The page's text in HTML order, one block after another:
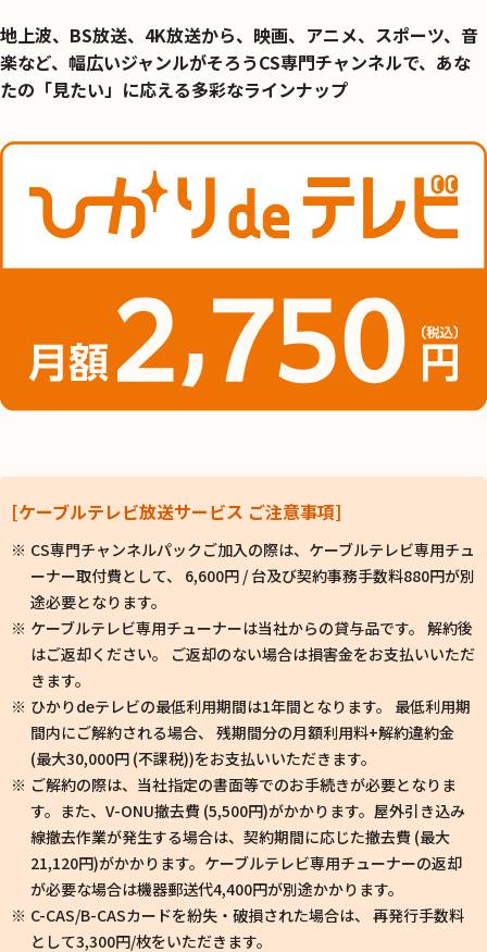
地上波、BS放送、4K放送から、映画、アニメ、スポーツ、音
楽など、 幅広いジャンルがそろうCS専門チャンネルで、あな
たの「見たい」に応える多彩なラインナップ
[ケーブルテレビ放送サービス ご注意事項]
CS専門チャンネルパックご加入の際は、ケーブルテレビ専用チュ
ーナー取付費として、 6,600円 / 台及び契約事務手数料880円が別
途必要となります。
ケーブルテレビ専用チューナーは当社からの貸与品です。 解約後
はご返却ください。 ご返却のない場合は損害金をお支払いいただ
きます。
ひかりdeテレビの最低利用期間は1年間となります。 最低利用期
間内にご解約される場合、 残期間分の月額利用料+解約違約金
(最大30,000円 (不課税))をお支払いいただきます。
ご解約の際は、当社指定の書面等でのお手続きが必要となりま
す。また、V-ONU撤去費 (5,500円)がかかります。屋外引き込み
線撤去作業が発生する場合は、契約期間に応じた撤去費 (最大
21,120円)がかかります。ケーブルテレビ専用チューナーの返却
が必要な場合は機器郵送代4,400円が別途かかります。
C-CAS/B-CASカードを紛失・破損された場合は、 再発行手数料
として3,300円/枚をいただきます。